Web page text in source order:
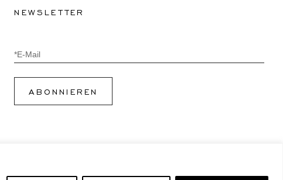
NEWSLETTER
*E-Mail
ABONNIEREN